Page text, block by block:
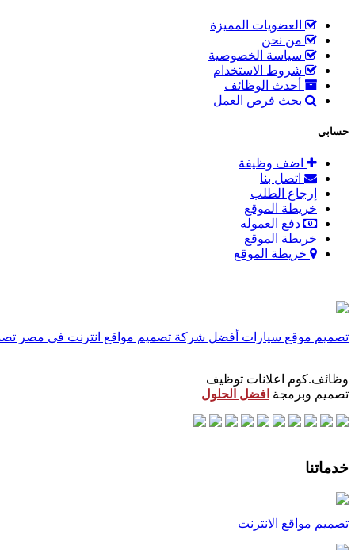
العضويات المميزة
من نحن
سياسة الخصوصية
شروط الاستخدام
أحدث الوظائف
بحث فرص العمل
حسابي
اضف وظيفة
اتصل بنا
إرجاع الطلب
خريطة الموقع
دفع العموله
خريطة الموقع
خريطة الموقع
تصميم موقع سيارات أفضل شركة تصميم مواقع انترنت فى مصر
وظائف.كوم اعلانات توظيف
تصميم وبرمجة افضل الحلول
خدماتنا
تصميم مواقع الانترنت